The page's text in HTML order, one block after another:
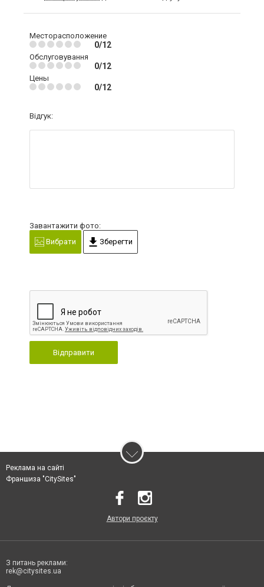
Месторасположение
0/12
Обслуговування
0/12
Цены
0/12
Відгук:
Завантажити фото:
Вибрати
Зберегти
Відправити
Реклама на сайті
Франшиза "CitySites"
Автори проєкту
З питань реклами:
rek@citysites.ua